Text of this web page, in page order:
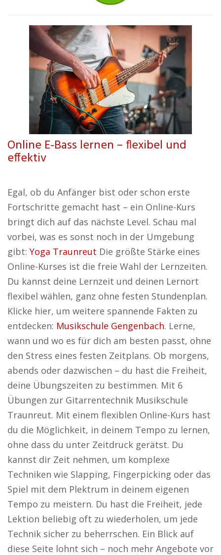
Online E-Bass lernen – flexibel und
effektiv
Egal, ob du Anfänger bist oder schon erste
Fortschritte gemacht hast – ein Online-Kurs
bringt dich auf das nächste Level. Schau mal
vorbei, was es sonst noch in der Umgebung
gibt: Yoga Traunreut Die größte Stärke eines
Online-Kurses ist die freie Wahl der Lernzeiten.
Du kannst deine Lernzeit und deinen Lernort
flexibel wählen, ganz ohne festen Stundenplan.
Klicke hier, um weitere spannende Fakten zu
entdecken: Musikschule Gengenbach. Lerne,
wann und wo es für dich am besten passt, ohne
den Stress eines festen Zeitplans. Ob morgens,
abends oder dazwischen – du hast die Freiheit,
deine Übungszeiten zu bestimmen. Mit 6
Übungen zur Gitarrentechnik Musikschule
Traunreut. Mit einem flexiblen Online-Kurs hast
du die Möglichkeit, in deinem Tempo zu lernen,
ohne dass du unter Zeitdruck gerätst. Du
kannst dir Zeit nehmen, um komplexe
Techniken wie Slapping, Fingerpicking oder das
Spiel mit dem Plektrum in deinem eigenen
Tempo zu meistern. Du hast die Freiheit, jede
Lektion beliebig oft zu wiederholen, um jede
Technik sicher zu beherrschen. Ein Blick auf
diese Seite lohnt sich – noch mehr Angebote vor